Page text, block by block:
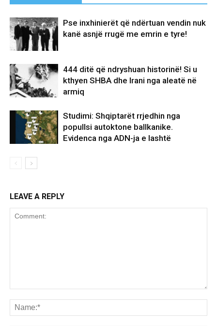
Pse inxhinierët që ndërtuan vendin nuk
kanë asnjë rrugë me emrin e tyre!
444 ditë që ndryshuan historinë! Si u
kthyen SHBA dhe Irani nga aleatë në
armiq
Studimi: Shqiptarët rrjedhin nga
popullsi autoktone ballkanike.
Evidenca nga ADN-ja e lashtë
LEAVE A REPLY